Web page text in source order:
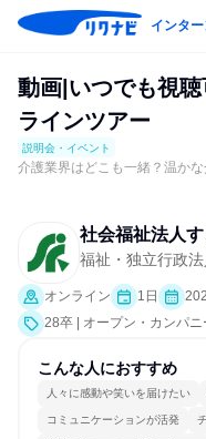
インタ
動画|いつでも視
ラインツアー
説明会・イベント
介護業界はどこも一緒？温か
社会福祉法人
福祉・独立行政
オンライン 1日
28卒 | オープン・カンパ
こんな人におすすめ
人々に感動や笑いを届けたい
コミュニケーションが活発